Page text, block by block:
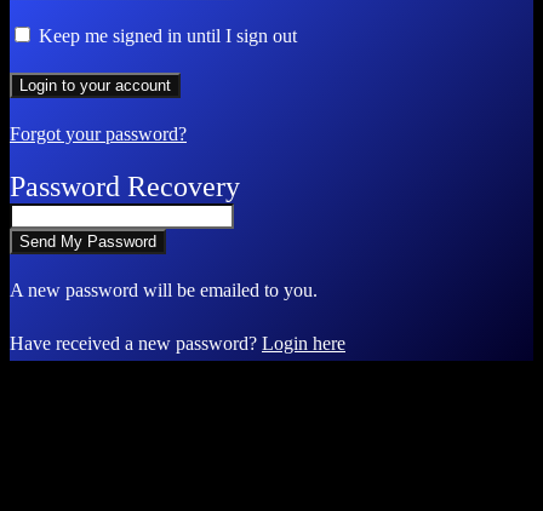
Keep me signed in until I sign out
Forgot your password?
Password Recovery
A new password will be emailed to you.
Have received a new password? Login here